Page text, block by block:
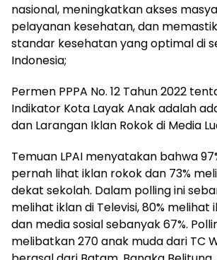
nasional, meningkatkan akses
pelayanan kesehatan, dan
standar kesehatan yang optimal di
Indonesia;
Permen PPPA No. 12 Tahun 2022
Indikator Kota Layak Anak adalah
dan Larangan Iklan Rokok di Media
Temuan LPAI menyatakan bahwa
pernah lihat iklan rokok dan 73%
dekat sekolah. Dalam polling ini
melihat iklan di Televisi, 80% melihat
dan media sosial sebanyak 67%.
melibatkan 270 anak muda dari TC